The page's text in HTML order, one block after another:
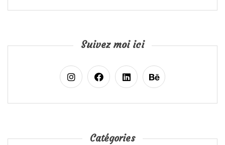
Suivez moi ici
Catégories